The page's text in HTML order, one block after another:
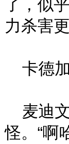
了，似
力杀害
卡德加
麦迪文
怪。“啊